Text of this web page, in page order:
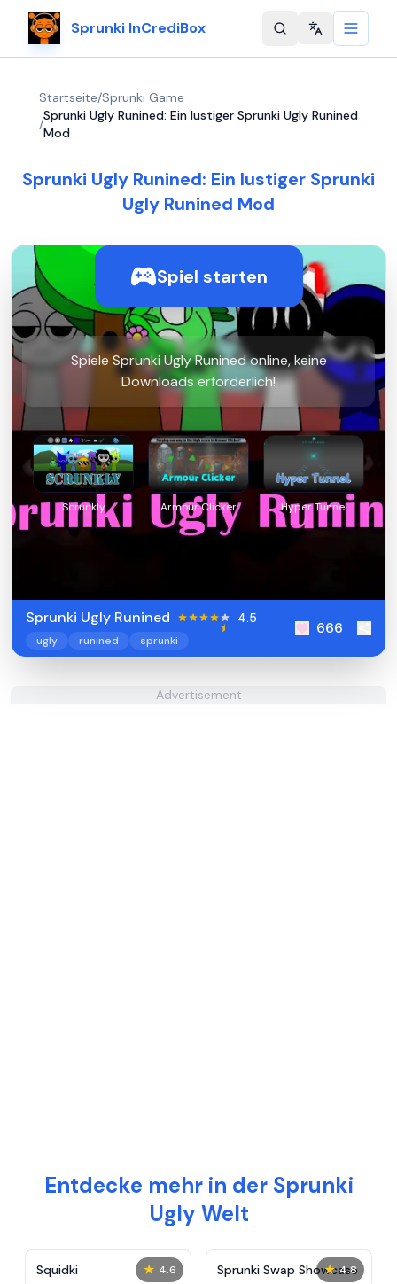
Sprunki InCrediBox Change
Startseite/Sprunki Game
/
Sprunki Ugly Runined: Ein lustiger Sprunki Ugly Runined
Mod
Sprunki Ugly Runined: Ein lustiger Sprunki
Ugly Runined Mod
Spiel starten
Spiele Sprunki Ugly Runined online, keine
Downloads erforderlich!
Scrunkly Armour Clicker Hyper Tunnel
Sprunki Ugly Runined 4.5
ugly runined sprunki
666
Advertisement
Entdecke mehr in der Sprunki
Ugly Welt
★ 4.6
Squidki ★ 4.8
Sprunki Swap Showcase